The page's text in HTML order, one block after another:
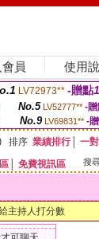
員 使用
LV72973** -贈點
No.5 LV52777** -贈
No.9 LV69831** -
排序 業績排行│ 一
免費視訊區 搜
主持人打分數